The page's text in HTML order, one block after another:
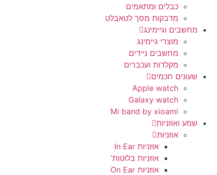
כבלים ומתאמים
מדבקות מסך לטאבלט
מחשבים וגיימינג
מוצרי גיימינג
מחשבים ניידים
מקלדות ועכברים
שעונים חכמים
Apple watch
Galaxy watch
Mi band by xioami
שמע ואוזניות
אוזניות
אוזניות In Ear
אוזניות בלוטות'
אוזניות On Ear